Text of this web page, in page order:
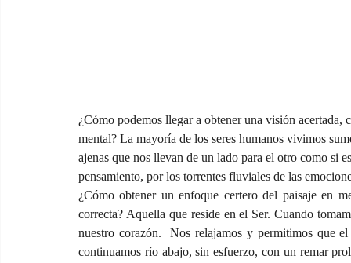
¿Cómo podemos llegar a obtener una visión
mental? La mayoría de los seres humanos vivimos
ajenas que nos llevan de un lado para el otro como si
pensamiento, por los torrentes fluviales de las
¿Cómo obtener un enfoque certero del paisaje en
correcta? Aquella que reside en el Ser. Cuando
nuestro corazón.  Nos relajamos y permitimos que
continuamos río abajo, sin esfuerzo, con un remar